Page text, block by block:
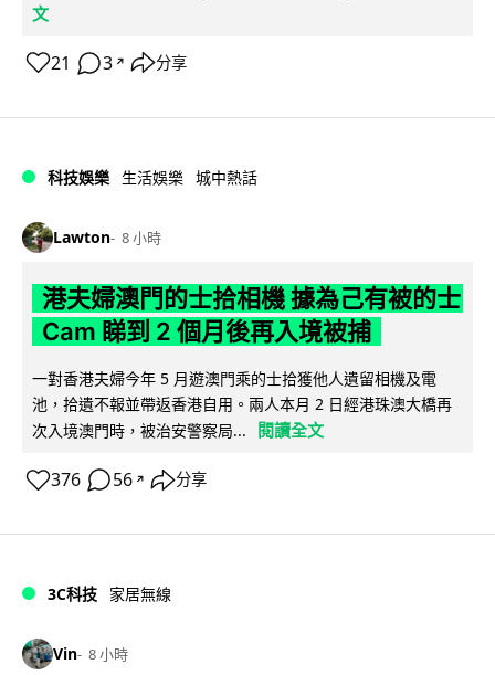
文
21 3 ↗ 分享
科技娛樂 生活娛樂 城中熱話
Lawton 8 小時
港夫婦澳門的士拾相機 據為己有被的士
Cam 睇到 2 個月後再入境被捕
一對香港夫婦今年 5 月遊澳門乘的士拾獲他人遺留相機及電
池，拾遺不報並帶返香港自用。兩人本月 2 日經港珠澳大橋再
次入境澳門時，被治安警察局...
閱讀全文
376 56 ↗ 分享
3C科技 家居無線
Vin 8 小時